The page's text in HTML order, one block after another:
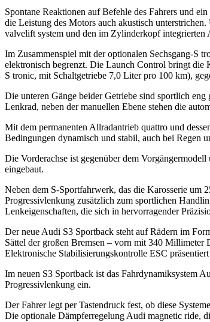
Spontane Reaktionen auf Befehle des Fahrers und
die Leistung des Motors auch akustisch
valvelift system und den im Zylinderkopf integrierten
Im Zusammenspiel mit der optionalen Sechsgang-S
elektronisch begrenzt. Die Launch Control bringt
S tronic, mit Schaltgetriebe 7,0 Liter pro 100 km),
Die unteren Gänge beider Getriebe sind sportlich
Lenkrad, neben der manuellen Ebene stehen die
Mit dem permanenten Allradantrieb quattro und
Bedingungen dynamisch und stabil, auch bei Regen
Die Vorderachse ist gegenüber dem
eingebaut.
Neben dem S-Sportfahrwerk, das die Karosserie um
Progressivlenkung zusätzlich zum sportlichen
Lenkeigenschaften, die sich in hervorragender
Der neue Audi S3 Sportback steht auf Rädern im
Sättel der großen Bremsen – vorn mit 340 Millimeter
Elektronische Stabilisierungskontrolle ESC
Im neuen S3 Sportback ist das Fahrdynamiksystem
Progressivlenkung ein.
Der Fahrer legt per Tastendruck fest, ob diese
Die optionale Dämpferregelung Audi magnetic ride,